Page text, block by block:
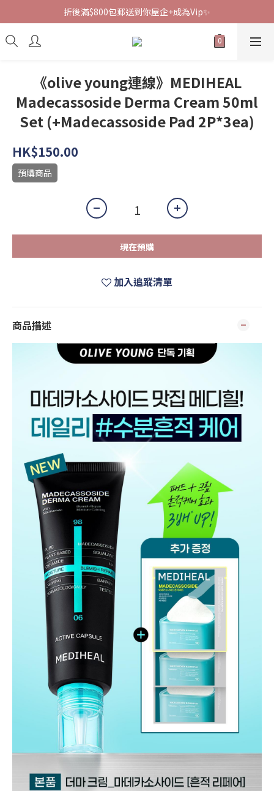
折後滿$800包郵送到你屋企+成為Vip✨
《olive young連線》MEDIHEAL
Madecassoside Derma Cream 50ml
Set (+Madecassoside Pad 2P*3ea)
HK$150.00
預購商品
現在預購
加入追蹤清單
商品描述